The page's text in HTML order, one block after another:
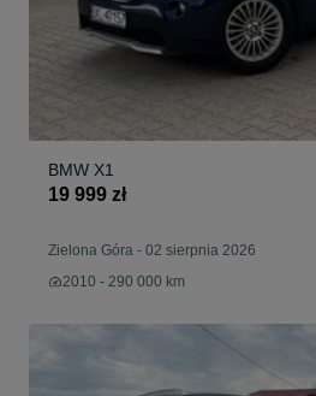
BMW X1
19 999 zł
Zielona Góra - 02 sierpnia 2026
2010 - 290 000 km